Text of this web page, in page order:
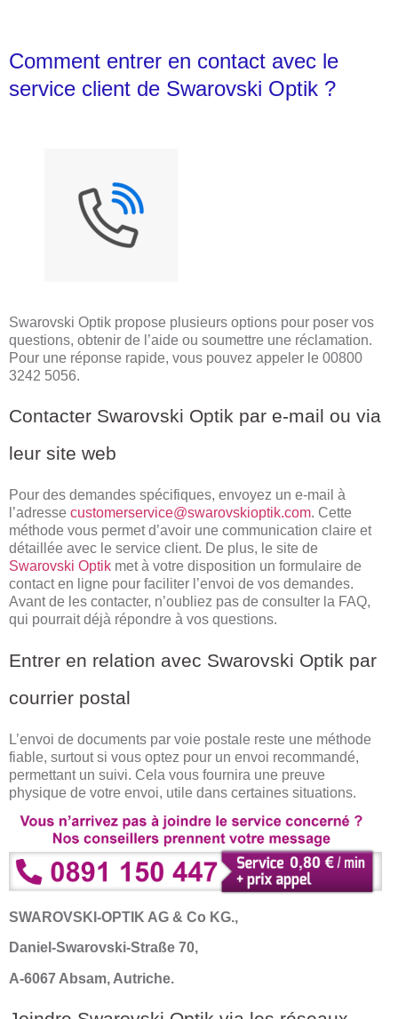
Comment entrer en contact avec le
service client de Swarovski Optik ?
Swarovski Optik propose plusieurs options pour poser vos
questions, obtenir de l’aide ou soumettre une réclamation.
Pour une réponse rapide, vous pouvez appeler le 00800
3242 5056.
Contacter Swarovski Optik par e-mail ou via
leur site web
Pour des demandes spécifiques, envoyez un e-mail à
l’adresse customerservice@swarovskioptik.com. Cette
méthode vous permet d’avoir une communication claire et
détaillée avec le service client. De plus, le site de
Swarovski Optik met à votre disposition un formulaire de
contact en ligne pour faciliter l’envoi de vos demandes.
Avant de les contacter, n’oubliez pas de consulter la FAQ,
qui pourrait déjà répondre à vos questions.
Entrer en relation avec Swarovski Optik par
courrier postal
L’envoi de documents par voie postale reste une méthode
fiable, surtout si vous optez pour un envoi recommandé,
permettant un suivi. Cela vous fournira une preuve
physique de votre envoi, utile dans certaines situations.
SWAROVSKI-OPTIK AG & Co KG.,
Daniel-Swarovski-Straße 70,
A-6067 Absam, Autriche.